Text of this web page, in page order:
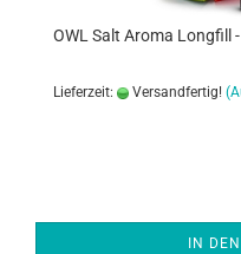
OWL Salt Aroma Longfill
Lieferzeit: Versandfertig!
IN